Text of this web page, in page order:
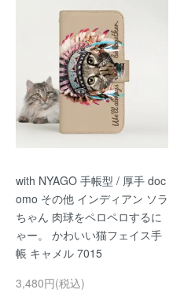
with NYAGO 手帳型 / 厚手 doc
omo その他 インディアン ソラ
ちゃん 肉球をペロペロするに
ゃー。 かわいい猫フェイス手
帳 キャメル 7015
3,480円(税込)